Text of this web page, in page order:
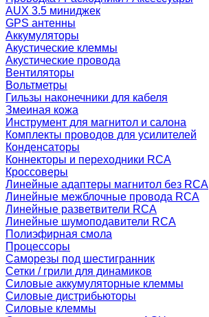
AUX 3.5 миниджек
GPS антенны
Аккумуляторы
Акустические клеммы
Акустические провода
Вентиляторы
Вольтметры
Гильзы наконечники для кабеля
Змеиная кожа
Инструмент для магнитол и салона
Комплекты проводов для усилителей
Конденсаторы
Коннекторы и переходники RCA
Кроссоверы
Линейные адаптеры магнитол без RCA
Линейные межблочные провода RCA
Линейные разветвители RCA
Линейные шумоподавители RCA
Полиэфирная смола
Процессоры
Саморезы под шестигранник
Сетки / грили для динамиков
Силовые аккумуляторные клеммы
Силовые дистрибьюторы
Силовые клеммы